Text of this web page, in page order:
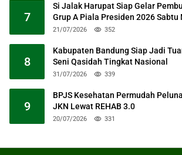
7
Si Jalak Harupat Siap Gelar
Grup A Piala Presiden 2026 Sabtu
21/07/2026 352
8
Kabupaten Bandung Siap Jadi
Seni Qasidah Tingkat Nasional
31/07/2026 339
9
BPJS Kesehatan Permudah
JKN Lewat REHAB 3.0
20/07/2026 331